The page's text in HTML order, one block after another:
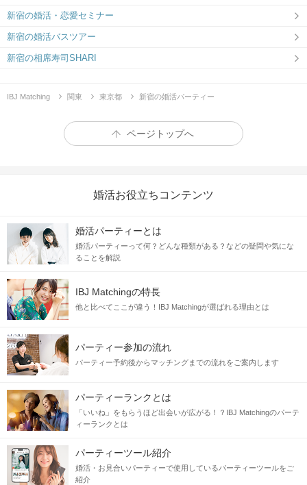
新宿の婚活・恋愛セミナー
新宿の婚活バスツアー
新宿の相席寿司SHARI
IBJ Matching 関東 東京都 新宿の婚活パーティー
ページトップへ
婚活お役立ちコンテンツ
婚活パーティーとは
婚活パーティーって何？どんな種類がある？などの疑問や気にな
ることを解説
IBJ Matchingの特長
他と比べてここが違う！IBJ Matchingが選ばれる理由とは
パーティー参加の流れ
パーティー予約後からマッチングまでの流れをご案内します
パーティーランクとは
「いいね」をもらうほど出会いが広がる！？IBJ Matchingのパーテ
ィーランクとは
パーティーツール紹介
婚活・お見合いパーティーで使用しているパーティーツールをご
紹介